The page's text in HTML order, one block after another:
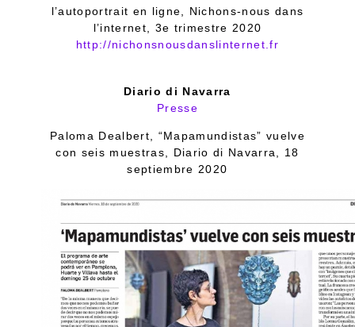
l’autoportrait en ligne, Nichons-nous dans
l’internet, 3e trimestre 2020
http://nichonsnousdanslinternet.fr
Diario di Navarra
Presse
Paloma Dealbert, “Mapamundistas” vuelve
con seis muestras, Diario di Navarra, 18
septiembre 2020